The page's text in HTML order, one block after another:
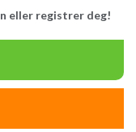
eller registrer deg!